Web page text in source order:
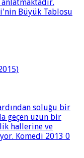
Büyük Tablosu
soluğu bir
geçen uzun bir
hallerine ve
Komedi 2013 0